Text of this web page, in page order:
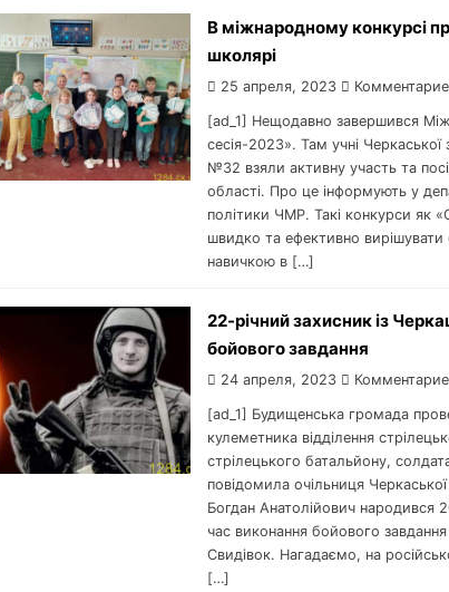
В міжнародному конкурсі
школярі
25 апреля, 2023
[ad_1] Нещодавно завершився
сесія-2023». Там учні Черкаської
№32 взяли активну участь та
області. Про це інформують у
політики ЧМР. Такі конкурси як
швидко та ефективно
навичкою в […]
22-річний захисник із
бойового завдання
24 апреля, 2023
[ad_1] Будищенська громада
кулеметника відділення
стрілецького батальйону,
повідомила очільниця
Богдан Анатолійович народився
час виконання бойового
Свидівок. Нагадаємо, на
[…]